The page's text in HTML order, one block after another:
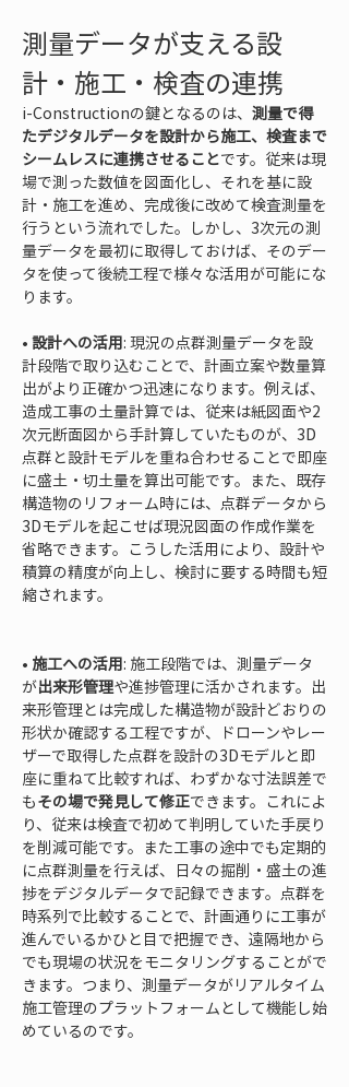
測量データが支える設
計・施工・検査の連携
i-Constructionの鍵となるのは、 測量で得
たデジタルデータを設計から施工、検査まで
シームレスに連携させることです。従来は現
場で測った数値を図面化し、それを基に設
計・施工を進め、完成後に改めて検査測量を
行うという流れでした。しかし、3次元の測
量データを最初に取得しておけば、そのデー
タを使って後続工程で様々な活用が可能にな
ります。
• 設計への活用: 現況の点群測量データを設
計段階で取り込むことで、計画立案や数量算
出がより正確かつ迅速になります。例えば、
造成工事の土量計算では、従来は紙図面や2
次元断面図から手計算していたものが、3D
点群と設計モデルを重ね合わせることで即座
に盛土・切土量を算出可能です。また、既存
構造物のリフォーム時には、点群データから
3Dモデルを起こせば現況図面の作成作業を
省略できます。こうした活用により、設計や
積算の精度が向上し、検討に要する時間も短
縮されます。
• 施工への活用: 施工段階では、測量データ
が出来形管理や進捗管理に活かされます。出
来形管理とは完成した構造物が設計どおりの
形状か確認する工程ですが、ドローンやレー
ザーで取得した点群を設計の3Dモデルと即
座に重ねて比較すれば、わずかな寸法誤差で
もその場で発見して修正できます。これによ
り、従来は検査で初めて判明していた手戻り
を削減可能です。また工事の途中でも定期的
に点群測量を行えば、日々の掘削・盛土の進
捗をデジタルデータで記録できます。点群を
時系列で比較することで、計画通りに工事が
進んでいるかひと目で把握でき、遠隔地から
でも現場の状況をモニタリングすることがで
きます。つまり、測量データがリアルタイム
施工管理のプラットフォームとして機能し始
めているのです。